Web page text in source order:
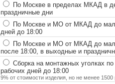
По Москве в пределах МКАД в
праздничные дни
По Москве и МО от МКАД до
дней до 18:00
По Москве и МО от МКАД до
после 18:00, в выходные и
Сборка на монтажных уголках
рабочих дней до 18:00
9% от стоимости изделия, но не менее 1500